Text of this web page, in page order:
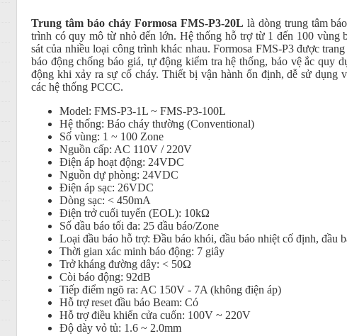
Trung tâm báo cháy Formosa FMS-P3-20L là dòng trung tâm
trình có quy mô từ nhỏ đến lớn. Hệ thống hỗ trợ từ 1 đến 100 vùng
sát của nhiều loại công trình khác nhau. Formosa FMS-P3 được
báo động chống báo giả, tự động kiểm tra hệ thống, bảo vệ ắc quy
động khi xảy ra sự cố cháy. Thiết bị vận hành ổn định, dễ sử dụng
các hệ thống PCCC.
Model: FMS-P3-1L ~ FMS-P3-100L
Hệ thống: Báo cháy thường (Conventional)
Số vùng: 1 ~ 100 Zone
Nguồn cấp: AC 110V / 220V
Điện áp hoạt động: 24VDC
Nguồn dự phòng: 24VDC
Điện áp sạc: 26VDC
Dòng sạc: < 450mA
Điện trở cuối tuyến (EOL): 10kΩ
Số đầu báo tối đa: 25 đầu báo/Zone
Loại đầu báo hỗ trợ: Đầu báo khói, đầu báo nhiệt cố định, đầu
Thời gian xác minh báo động: 7 giây
Trở kháng đường dây: < 50Ω
Còi báo động: 92dB
Tiếp điểm ngõ ra: AC 150V - 7A (không điện áp)
Hỗ trợ reset đầu báo Beam: Có
Hỗ trợ điều khiển cửa cuốn: 100V ~ 220V
Độ dày vỏ tủ: 1.6 ~ 2.0mm